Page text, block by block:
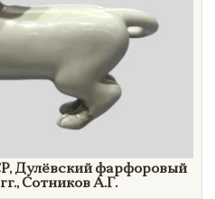
Дулёвский фарфоровый
Сотников А.Г.